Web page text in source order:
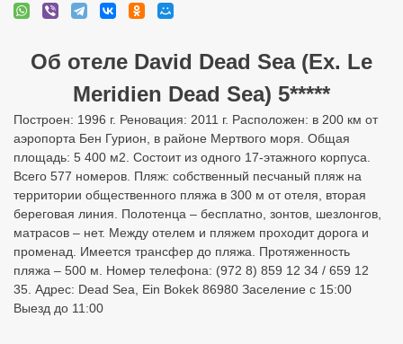
Об отеле David Dead Sea (Ex. Le
Meridien Dead Sea) 5*****
Построен: 1996 г. Реновация: 2011 г. Расположен: в 200 км от
аэропорта Бен Гурион, в районе Мертвого моря. Общая
площадь: 5 400 м2. Состоит из одного 17-этажного корпуса.
Всего 577 номеров. Пляж: собственный песчаный пляж на
территории общественного пляжа в 300 м от отеля, вторая
береговая линия. Полотенца – бесплатно, зонтов, шезлонгов,
матрасов – нет. Между отелем и пляжем проходит дорога и
променад. Имеется трансфер до пляжа. Протяженность
пляжа – 500 м. Номер телефона: (972 8) 859 12 34 / 659 12
35. Адрес: Dead Sea, Ein Bokek 86980 Заселение с 15:00
Выезд до 11:00